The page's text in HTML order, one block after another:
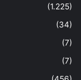
(1.225)
(34)
(7)
(7)